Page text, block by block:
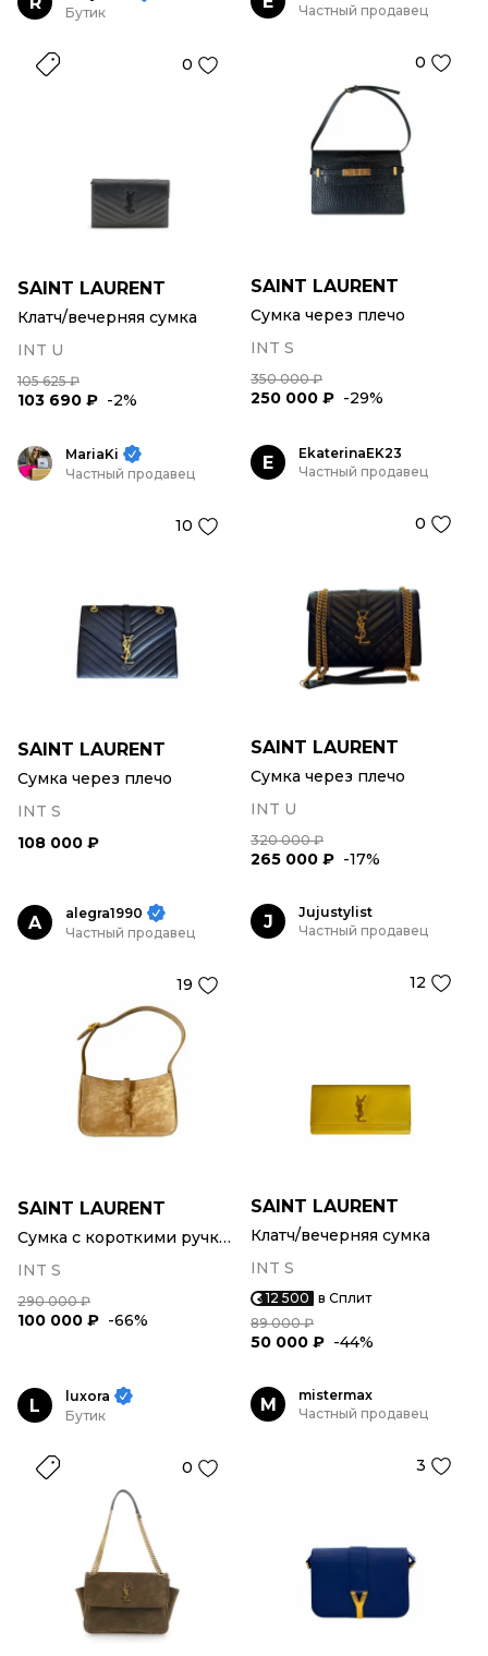
Бутик
0
SAINT LAURENT
Клатч/вечерняя сумка
INT U
105 625 ₽
103 690 ₽ -2%
Частный продавец
0
SAINT LAURENT
Сумка через плечо
INT S
350 000 ₽
250 000 ₽ -29%
MariaKi
Частный продавец
10
SAINT LAURENT
Сумка через плечо
INT S
108 000 ₽
E
EkaterinaEK23
Частный продавец
0
SAINT LAURENT
Сумка через плечо
INT U
320 000 ₽
265 000 ₽ -17%
A
alegra1990
Частный продавец
19
SAINT LAURENT
Сумка с короткими ручками
INT S
290 000 ₽
100 000 ₽ -66%
J
Jujustylist
Частный продавец
12
SAINT LAURENT
Клатч/вечерняя сумка
INT S
12 500 в Сплит
89 000 ₽
50 000 ₽ -44%
L
luxora
Бутик
0
M
mistermax
Частный продавец
3